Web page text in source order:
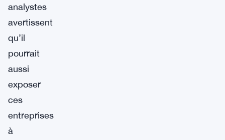
analystes
avertissent
qu’il
pourrait
aussi
exposer
ces
entreprises
à